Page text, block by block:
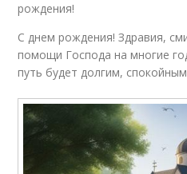
рождения!
С днем рождения! Здравия,
помощи Господа на многие
путь будет долгим,